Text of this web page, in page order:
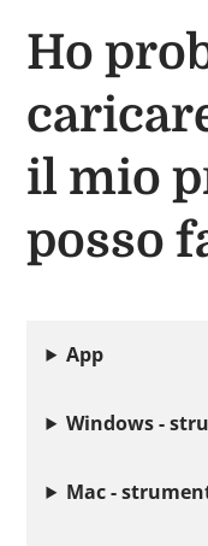
Ho
il mio
posso
App
Windows -
Mac -